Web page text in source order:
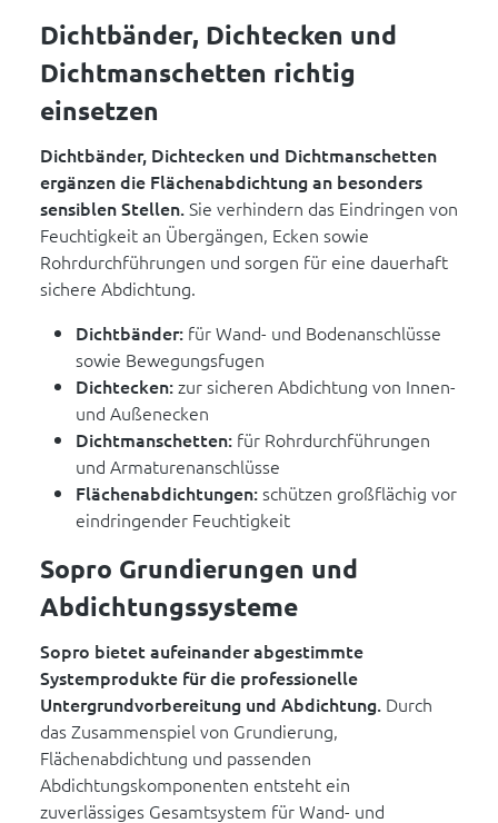
Dichtbänder, Dichtecken und
Dichtmanschetten richtig
einsetzen
Dichtbänder, Dichtecken und Dichtmanschetten
ergänzen die Flächenabdichtung an besonders
sensiblen Stellen.Sie verhindern das Eindringen von
Feuchtigkeit an Übergängen, Ecken sowie
Rohrdurchführungen und sorgen für eine dauerhaft
sichere Abdichtung.
Dichtbänder: für Wand- und Bodenanschlüsse
sowie Bewegungsfugen
Dichtecken:zur sicheren Abdichtung von Innen-
und Außenecken
Dichtmanschetten: für Rohrdurchführungen
und Armaturenanschlüsse
Flächenabdichtungen:schützen großflächig vor
eindringender Feuchtigkeit
Sopro Grundierungen und
Abdichtungssysteme
Sopro bietet aufeinander abgestimmte
Systemprodukte für die professionelle
Untergrundvorbereitung und Abdichtung. Durch
das Zusammenspiel von Grundierung,
Flächenabdichtung und passenden
Abdichtungskomponenten entsteht ein
zuverlässiges Gesamtsystem für Wand- und